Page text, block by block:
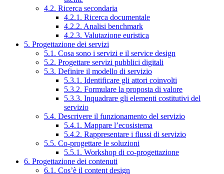
4.2. Ricerca secondaria
4.2.1. Ricerca documentale
4.2.2. Analisi benchmark
4.2.3. Valutazione euristica
5. Progettazione dei servizi
5.1. Cosa sono i servizi e il service design
5.2. Progettare servizi pubblici digitali
5.3. Definire il modello di servizio
5.3.1. Identificare gli attori coinvolti
5.3.2. Formulare la proposta di valore
5.3.3. Inquadrare gli elementi costitutivi del
servizio
5.4. Descrivere il funzionamento del servizio
5.4.1. Mappare l’ecosistema
5.4.2. Rappresentare i flussi di servizio
5.5. Co-progettare le soluzioni
5.5.1. Workshop di co-progettazione
6. Progettazione dei contenuti
6.1. Cos’è il content design